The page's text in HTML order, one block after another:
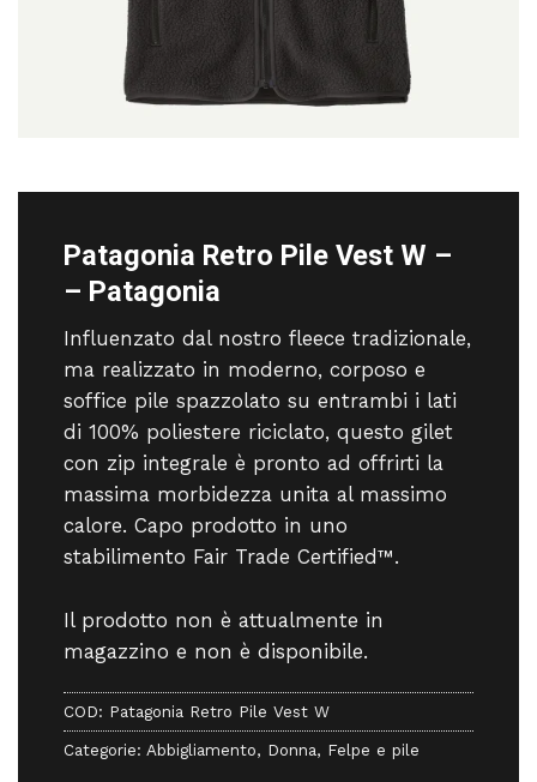
Patagonia Retro Pile Vest W –
– Patagonia
Influenzato dal nostro fleece tradizionale,
ma realizzato in moderno, corposo e
soffice pile spazzolato su entrambi i lati
di 100% poliestere riciclato, questo gilet
con zip integrale è pronto ad offrirti la
massima morbidezza unita al massimo
calore. Capo prodotto in uno
stabilimento Fair Trade Certified™.
Il prodotto non è attualmente in
magazzino e non è disponibile.
COD: Patagonia Retro Pile Vest W
Categorie: Abbigliamento, Donna, Felpe e pile